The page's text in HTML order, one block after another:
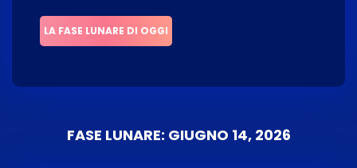
LA FASE LUNARE DI OGGI
FASE LUNARE: GIUGNO 14, 2026